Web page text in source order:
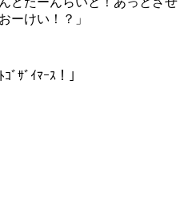
ーけい！？」
ﾞｻﾞｲﾏｰｽ！」